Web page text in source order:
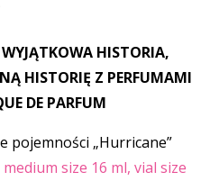
HISTORIA,
HISTORIĘ Z PERFUMAMI
DE PARFUM
pojemności „Hurricane”
medium size 16 ml, vial size